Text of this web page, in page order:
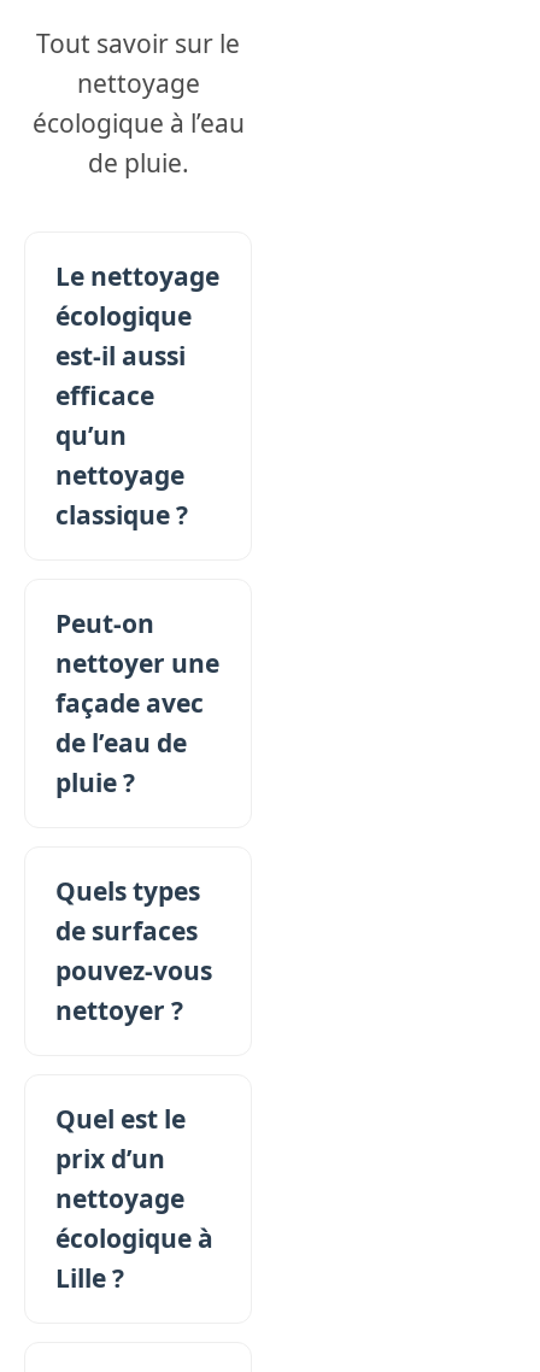
Tout savoir sur le
nettoyage
écologique à l’eau
de pluie.
Le nettoyage
écologique
est-il aussi
efficace
qu’un
nettoyage
classique ?
Peut-on
nettoyer une
façade avec
de l’eau de
pluie ?
Quels types
de surfaces
pouvez-vous
nettoyer ?
Quel est le
prix d’un
nettoyage
écologique à
Lille ?